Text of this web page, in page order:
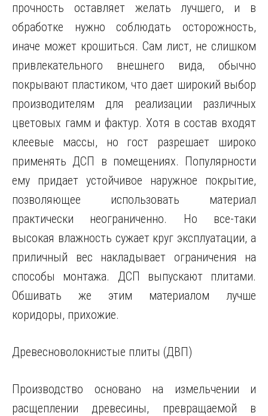
прочность оставляет желать лучшего, и в
обработке нужно соблюдать осторожность,
иначе может крошиться. Сам лист, не слишком
привлекательного внешнего вида, обычно
покрывают пластиком, что дает широкий выбор
производителям для реализации различных
цветовых гамм и фактур. Хотя в состав входят
клеевые массы, но гост разрешает широко
применять ДСП в помещениях. Популярности
ему придает устойчивое наружное покрытие,
позволяющее использовать материал
практически неограниченно. Но все-таки
высокая влажность сужает круг эксплуатации, а
приличный вес накладывает ограничения на
способы монтажа. ДСП выпускают плитами.
Обшивать же этим материалом лучше
коридоры, прихожие.
Древесноволокнистые плиты (ДВП)
Производство основано на измельчении и
расщеплении древесины, превращаемой в